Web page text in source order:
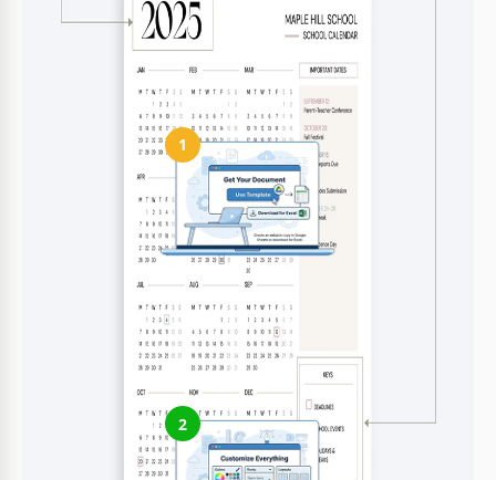
Il modello supporta i formati A4 e A3.
Come usare e modificare questo modello
1
Ottieni il tuo documento
Clicca su "Modifica modello" per creare una copia modificabile
in Google Docs o scaricare per Microsoft Word
2